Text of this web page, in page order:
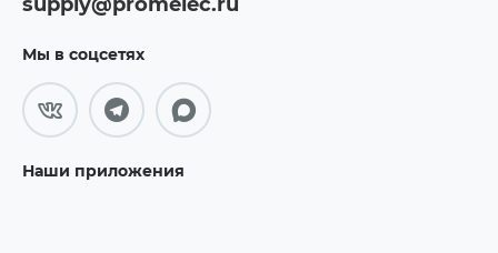
supply@promelec.ru
Мы в соцсетях
Наши приложения